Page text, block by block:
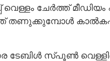
ചേർത്ത് മീഡിയം
തണുക്കുമ്പോൾ
ടേബിൾ സ്‌‌പൂൺ